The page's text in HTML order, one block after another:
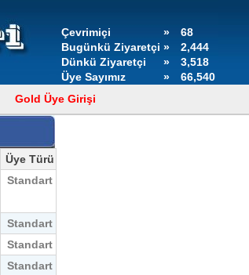
Çevrimiçi »
68
Bugünkü Ziyaretçi »
2,444
Dünkü Ziyaretçi
»
3,518
Üye Sayımız
»
66,540
Gold Üye Girişi
Üye Türü
Standart
Standart
Standart
Standart